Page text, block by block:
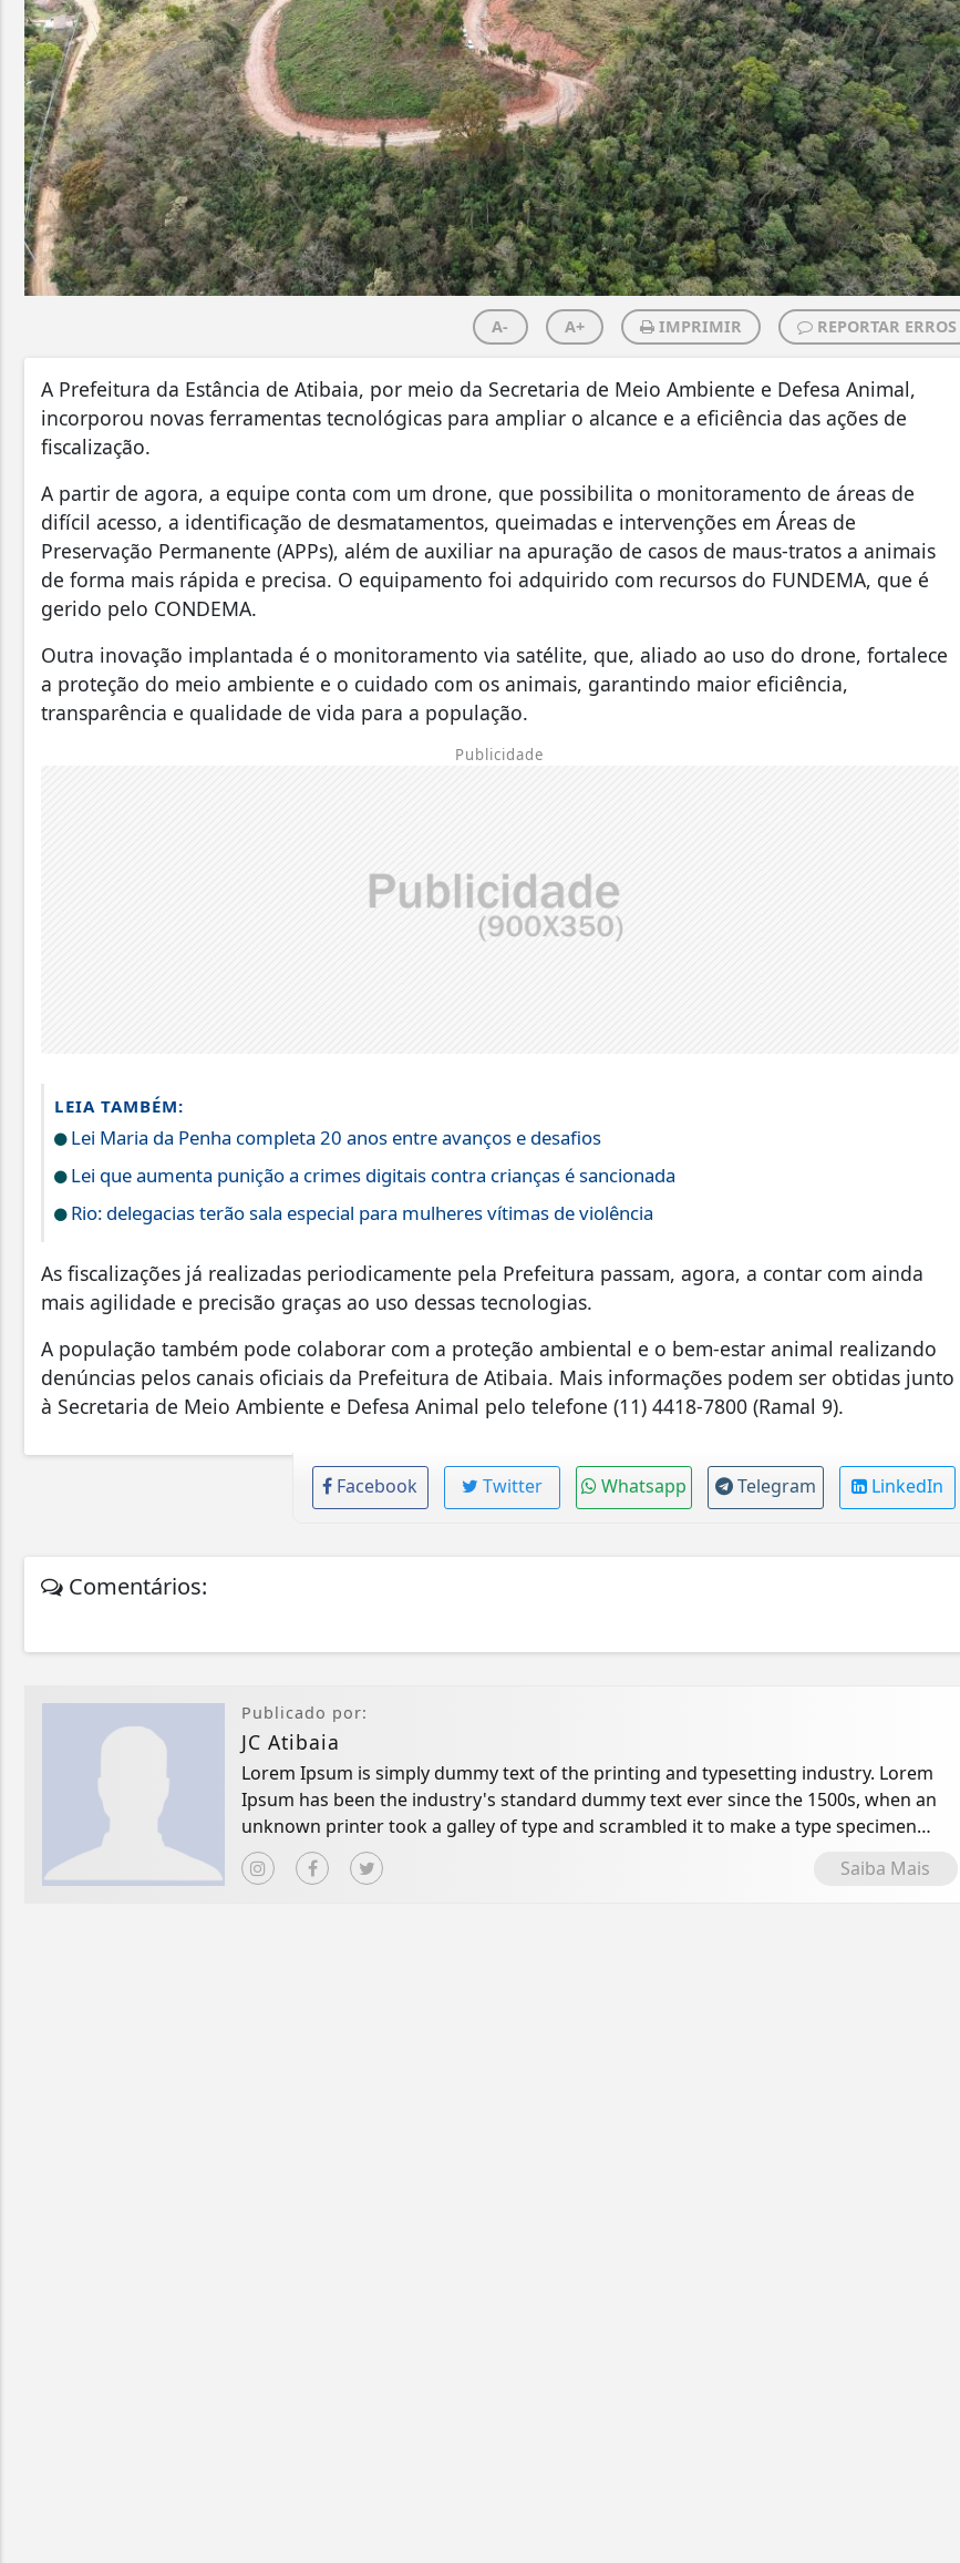
A- A+ IMPRIMIR REPORTAR ERROS
A Prefeitura da Estância de Atibaia, por meio da Secretaria de Meio Ambiente e Defesa Animal,
incorporou novas ferramentas tecnológicas para ampliar o alcance e a eficiência das ações de
fiscalização.
A partir de agora, a equipe conta com um drone, que possibilita o monitoramento de áreas de
difícil acesso, a identificação de desmatamentos, queimadas e intervenções em Áreas de
Preservação Permanente (APPs), além de auxiliar na apuração de casos de maus-tratos a animais
de forma mais rápida e precisa. O equipamento foi adquirido com recursos do FUNDEMA, que é
gerido pelo CONDEMA.
Outra inovação implantada é o monitoramento via satélite, que, aliado ao uso do drone, fortalece
a proteção do meio ambiente e o cuidado com os animais, garantindo maior eficiência,
transparência e qualidade de vida para a população.
Publicidade
LEIA TAMBÉM:
Lei Maria da Penha completa 20 anos entre avanços e desafios
Lei que aumenta punição a crimes digitais contra crianças é sancionada
Rio: delegacias terão sala especial para mulheres vítimas de violência
As fiscalizações já realizadas periodicamente pela Prefeitura passam, agora, a contar com ainda
mais agilidade e precisão graças ao uso dessas tecnologias.
A população também pode colaborar com a proteção ambiental e o bem-estar animal realizando
denúncias pelos canais oficiais da Prefeitura de Atibaia. Mais informações podem ser obtidas junto
à Secretaria de Meio Ambiente e Defesa Animal pelo telefone (11) 4418-7800 (Ramal 9).
Facebook Twitter Whatsapp Telegram LinkedIn
Comentários:
Publicado por:
JC Atibaia
Lorem Ipsum is simply dummy text of the printing and typesetting industry. Lorem
Ipsum has been the industry's standard dummy text ever since the 1500s, when an
unknown printer took a galley of type and scrambled it to make a type specimen
book.
Saiba Mais